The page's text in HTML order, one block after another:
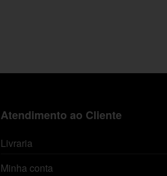
Atendimento ao Cliente
Livraria
Minha conta